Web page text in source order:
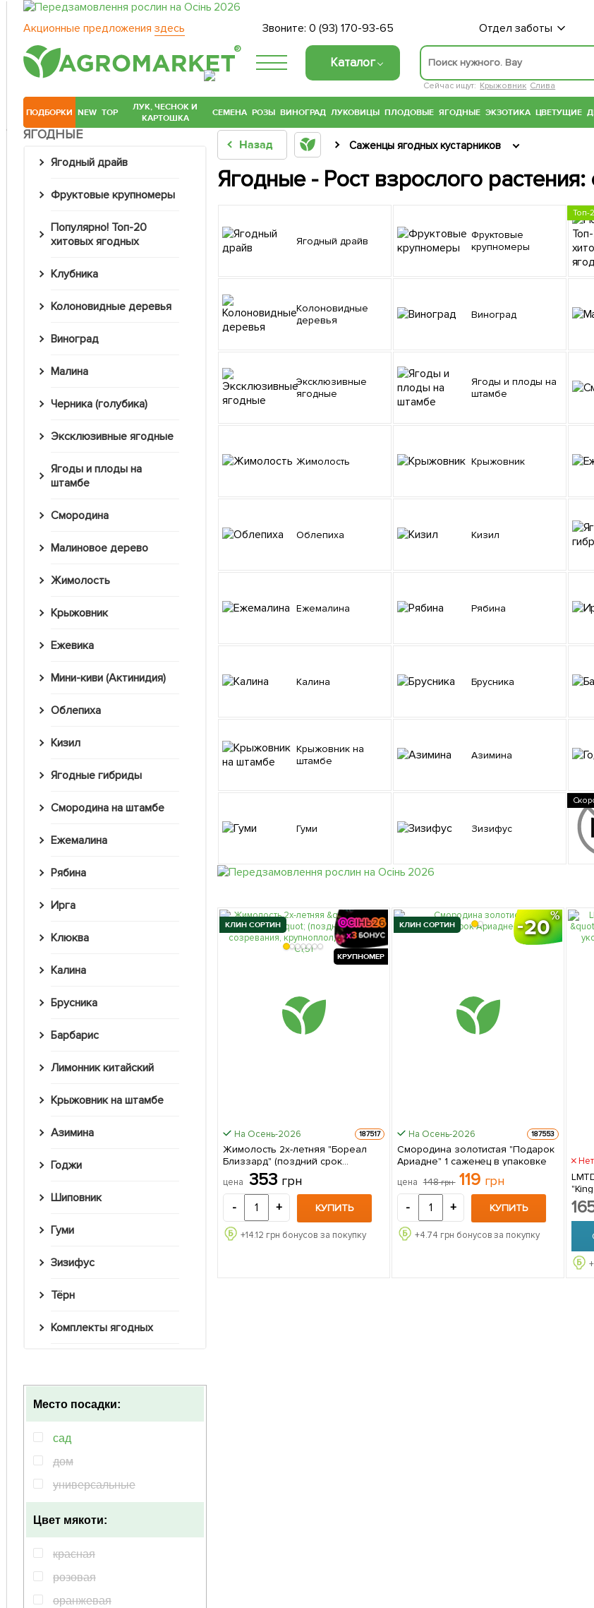
Акционные предложения здесь Звоните:0 (93) 170-93-65 Отдел заботы
®
Каталог
Сейчас ищут: Крыжовник Слива
ПОДБОРКИ NEW TOP
ЛУК, ЧЕСНОК И
КАРТОШКА
СЕМЕНА РОЗЫ ВИНОГРАД ЛУКОВИЦЫ ПЛОДОВЫЕ ЯГОДНЫЕ ЭКЗОТИКА ЦВЕТУЩИЕ
ЯГОДНЫЕ
Ягодный драйв
Фруктовые крупномеры
Популярно! Топ-20
хитовых ягодных
Клубника
Колоновидные деревья
Виноград
Малина
Черника (голубика)
Эксклюзивные ягодные
Ягоды и плоды на
штамбе
Смородина
Малиновое дерево
Жимолость
Крыжовник
Ежевика
Мини-киви (Актинидия)
Облепиха
Кизил
Ягодные гибриды
Смородина на штамбе
Ежемалина
Рябина
Ирга
Клюква
Калина
Брусника
Барбарис
Лимонник китайский
Крыжовник на штамбе
Азимина
Годжи
Шиповник
Гуми
Зизифус
Тёрн
Комплекты ягодных
Место посадки:
сад
дом
универсальные
Цвет мякоти:
красная
розовая
оранжевая
Назад Саженцы ягодных кустарников
Ягодные - Рост взрослого
Ягодный драйв
Фруктовые
крупномеры
Топ-
Колоновидные
деревья
Виноград
Эксклюзивные
ягодные
Ягоды и плоды на
штамбе
Жимолость Крыжовник
Облепиха Кизил
Ежемалина Рябина
Калина Брусника
Крыжовник на
штамбе
Азимина
Гуми Зизифус
КРУПНОМЕР
КЛИН СОРТИН
На Осень-2026 187517
Жимолость 2х-летняя "Бореал
Близзард" (поздний срок
созревания, крупноплолдный
сорт) С1,5 1 саженец в упаковке
цена 353 грн
- + КУПИТЬ
+14.12 грн бонусов за покупку
20
КЛИН СОРТИН
На Осень-2026 187553
Смородина золотистая "Подарок
Ариадне" 1 саженец в упаковке
цена 148грн 119 грн
- + КУПИТЬ
+4.74 грн бонусов за покупку
из
+